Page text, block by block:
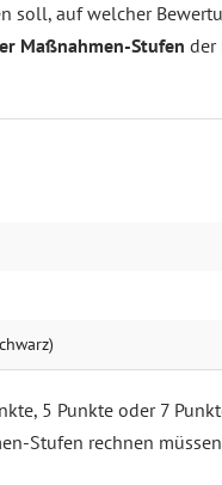
soll, auf welcher
Maßnahmen-Stufen der
5 Punkte oder 7
Stufen rechnen